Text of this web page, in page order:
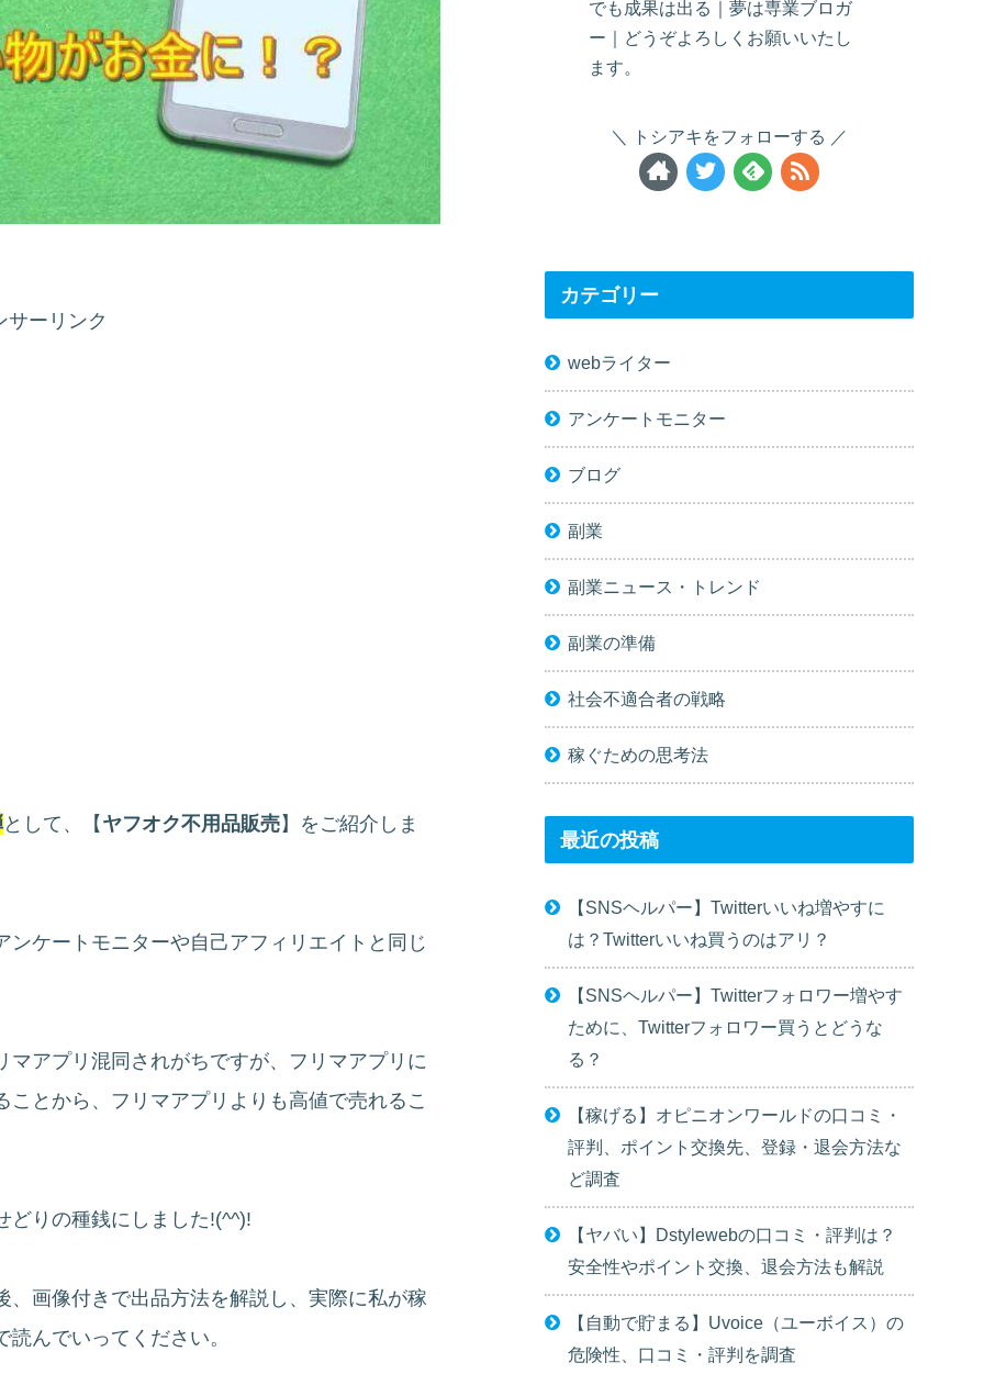
サーリンク
として、【 ヤフオク不用品販売】をご紹介しま
ケートモニターや自己アフィリエイトと同じ
アプリ混同されがちですが、フリマアプリに
とから、フリマアプリよりも高値で売れるこ
どりの種銭にしました!(^^)!
画像付きで出品方法を解説し、実際に私が稼
んでいってください。
でも成果は出る｜夢は専業ブロガ
ー｜どうぞよろしくお願いいたし
ます。
トシアキをフォローする
カテゴリー
webライター
アンケートモニター
ブログ
副業
副業ニュース・トレンド
副業の準備
社会不適合者の戦略
稼ぐための思考法
最近の投稿
【SNSヘルパー】Twitterいいね増やすに
は？Twitterいいね買うのはアリ？
【SNSヘルパー】Twitterフォロワー増やす
ために、Twitterフォロワー買うとどうな
る？
【稼げる】オピニオンワールドの口コミ・
評判、ポイント交換先、登録・退会方法な
ど調査
【ヤバい】Dstylewebの口コミ・評判は？
安全性やポイント交換、退会方法も解説
【自動で貯まる】Uvoice（ユーボイス）の
危険性、口コミ・評判を調査